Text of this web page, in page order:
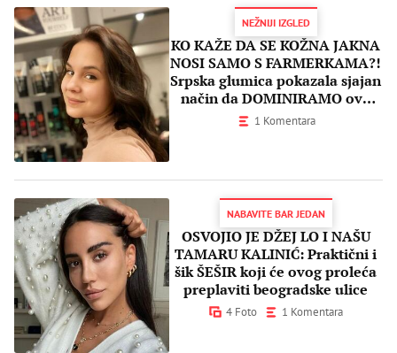
NEŽNIJI IZGLED
KO KAŽE DA SE KOŽNA JAKNA
NOSI SAMO S FARMERKAMA?!
Srpska glumica pokazala sjajan
način da DOMINIRAMO ove
sezone
1 Komentara
NABAVITE BAR JEDAN
OSVOJIO JE DŽEJ LO I NAŠU
TAMARU KALINIĆ: Praktični i
šik ŠEŠIR koji će ovog proleća
preplaviti beogradske ulice
4 Foto 1 Komentara